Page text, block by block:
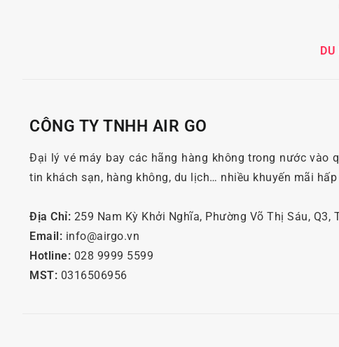
DU
CÔNG TY TNHH AIR GO
Đại lý vé máy bay các hãng hàng không trong nước vào
tin khách sạn, hàng không, du lịch… nhiều khuyến mãi hấp
Địa Chỉ: 259 Nam Kỳ Khởi Nghĩa, Phường Võ Thị Sáu, Q3,
Email: info@airgo.vn
Hotline: 028 9999 5599
MST: 0316506956